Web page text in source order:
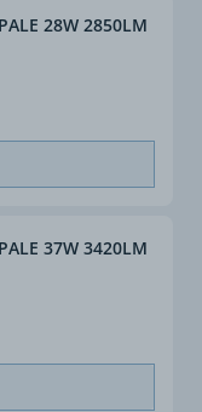
28W 2850LM
37W 3420LM